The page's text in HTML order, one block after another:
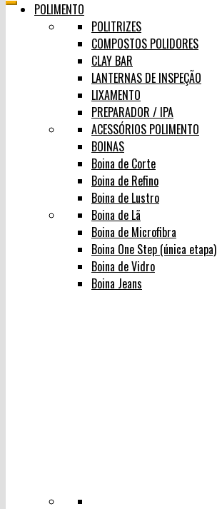
POLIMENTO
POLITRIZES
COMPOSTOS POLIDORES
CLAY BAR
LANTERNAS DE INSPEÇÃO
LIXAMENTO
PREPARADOR / IPA
ACESSÓRIOS POLIMENTO
BOINAS
Boina de Corte
Boina de Refino
Boina de Lustro
Boina de Lã
Boina de Microfibra
Boina One Step (única etapa)
Boina de Vidro
Boina Jeans